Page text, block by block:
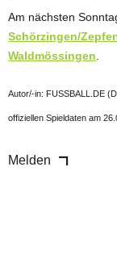
Am nächsten
Schörzingen/
Waldmössingen
Autor/-in: FUSSBALL.DE
offiziellen Spieldaten am
Melden